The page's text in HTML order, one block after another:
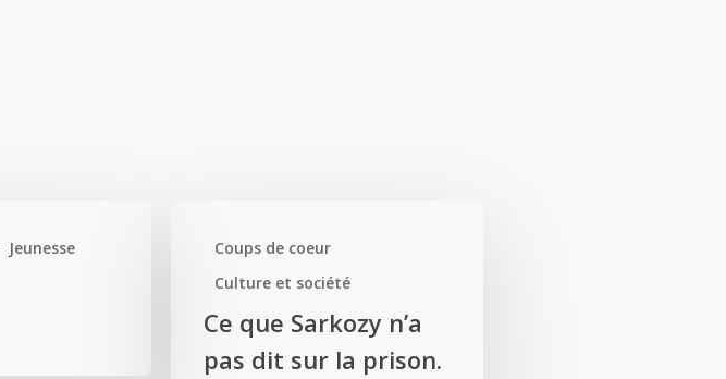
Jeunesse
Coups de coeur
Culture et société
Ce que Sarkozy n’a
pas dit sur la prison.